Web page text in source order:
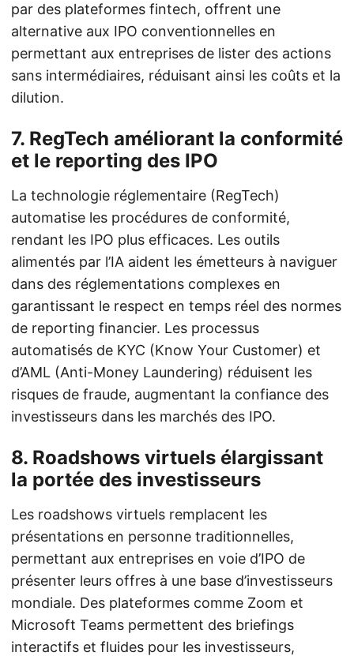
par des plateformes fintech, offrent une
alternative aux IPO conventionnelles en
permettant aux entreprises de lister des actions
sans intermédiaires, réduisant ainsi les coûts et la
dilution.
7. RegTech améliorant la conformité
et le reporting des IPO
La technologie réglementaire (RegTech)
automatise les procédures de conformité,
rendant les IPO plus efficaces. Les outils
alimentés par l’IA aident les émetteurs à naviguer
dans des réglementations complexes en
garantissant le respect en temps réel des normes
de reporting financier. Les processus
automatisés de KYC (Know Your Customer) et
d’AML (Anti-Money Laundering) réduisent les
risques de fraude, augmentant la confiance des
investisseurs dans les marchés des IPO.
8. Roadshows virtuels élargissant
la portée des investisseurs
Les roadshows virtuels remplacent les
présentations en personne traditionnelles,
permettant aux entreprises en voie d’IPO de
présenter leurs offres à une base d’investisseurs
mondiale. Des plateformes comme Zoom et
Microsoft Teams permettent des briefings
interactifs et fluides pour les investisseurs,